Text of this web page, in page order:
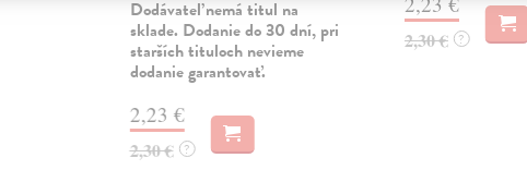
Dodávateľ nemá titul na
sklade. Dodanie do 30 dní, pri
starších tituloch nevieme
dodanie garantovať.
2,23 €
2,30 € ?
2,30 € ?